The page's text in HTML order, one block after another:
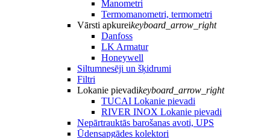
Manometri
Termomanometri, termometri
Vārsti apkureikeyboard_arrow_right
Danfoss
LK Armatur
Honeywell
Siltumnesēji un šķidrumi
Filtri
Lokanie pievadikeyboard_arrow_right
TUCAI Lokanie pievadi
RIVER INOX Lokanie pievadi
Nepārtrauktās barošanas avoti, UPS
Ūdensapgādes kolektori